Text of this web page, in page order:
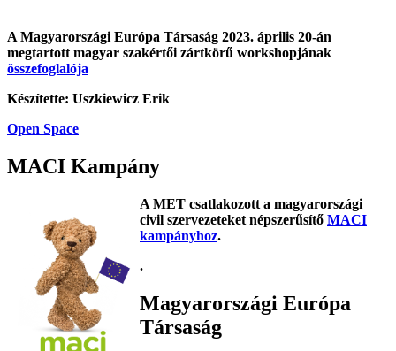
A Magyarországi Európa Társaság 2023. április 20-án
megtartott magyar szakértői zártkörű workshopjának
összefoglalója
Készítette: Uszkiewicz Erik
Open Space
MACI Kampány
A MET csatlakozott a magyarországi
civil szervezeteket népszerűsítő MACI
kampányhoz.
.
Magyarországi Európa
Társaság